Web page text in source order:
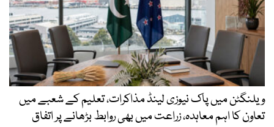
ویلنگٹن میں پاک نیوزی لینڈ مذاکرات، تعلیم کے شعبے میں
تعاون کا اہم معاہدہ، زراعت میں بھی روابط بڑھانے پر اتفاق